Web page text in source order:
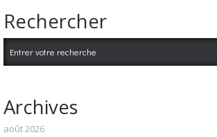
Rechercher
Archives
août 2026